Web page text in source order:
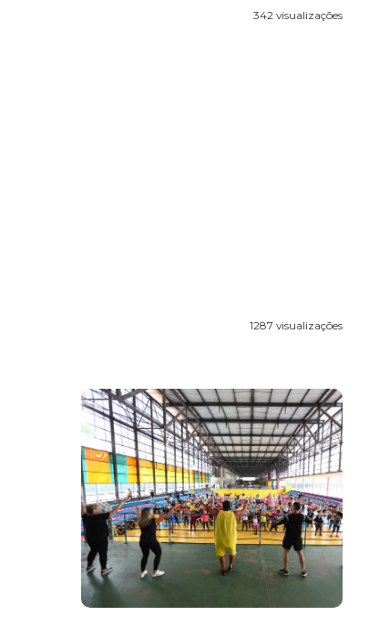
342 visualizações
1287 visualizações